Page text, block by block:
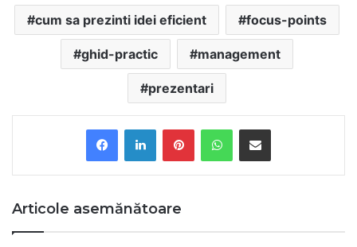
cum sa prezinti idei eficient focus-points
ghid-practic management
prezentari
Articole asemănătoare